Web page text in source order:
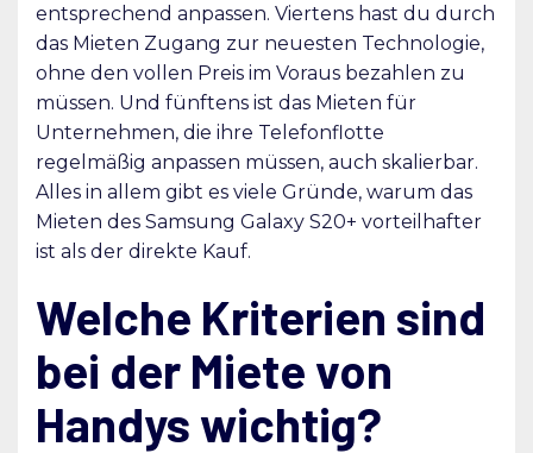
entsprechend anpassen. Viertens hast du durch
das Mieten Zugang zur neuesten Technologie,
ohne den vollen Preis im Voraus bezahlen zu
müssen. Und fünftens ist das Mieten für
Unternehmen, die ihre Telefonflotte
regelmäßig anpassen müssen, auch skalierbar.
Alles in allem gibt es viele Gründe, warum das
Mieten des Samsung Galaxy S20+ vorteilhafter
ist als der direkte Kauf.
Welche Kriterien sind
bei der Miete von
Handys wichtig?